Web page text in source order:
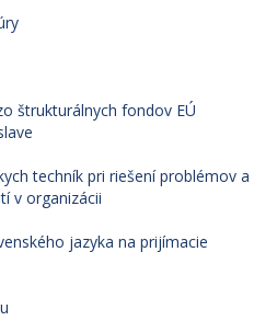
štrukturálnych fondov EÚ
techník pri riešení problémov a
v organizácii
jazyka na prijímacie